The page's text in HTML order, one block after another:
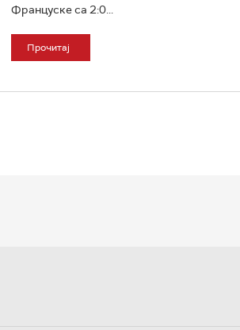
Француске са 2:0...
Прочитај